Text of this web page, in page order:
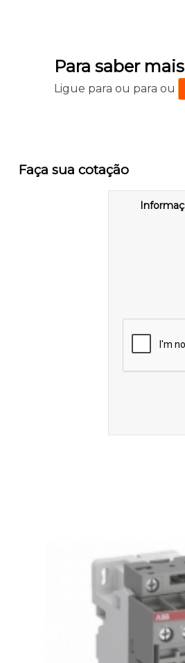
Para saber
Ligue paraou paraou
Faça sua cotação